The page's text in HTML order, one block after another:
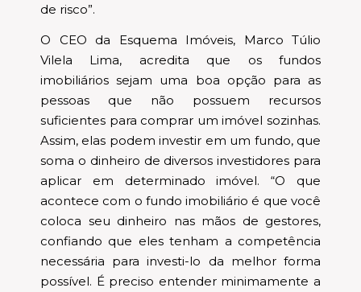
de risco”.
O CEO da Esquema Imóveis, Marco Túlio
Vilela Lima, acredita que os fundos
imobiliários sejam uma boa opção para as
pessoas que não possuem recursos
suficientes para comprar um imóvel sozinhas.
Assim, elas podem investir em um fundo, que
soma o dinheiro de diversos investidores para
aplicar em determinado imóvel. “O que
acontece com o fundo imobiliário é que você
coloca seu dinheiro nas mãos de gestores,
confiando que eles tenham a competência
necessária para investi-lo da melhor forma
possível. É preciso entender minimamente a